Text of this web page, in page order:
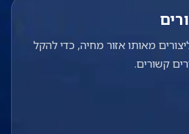
מאותו אזור מחיה, כדי להקל
קשורים.